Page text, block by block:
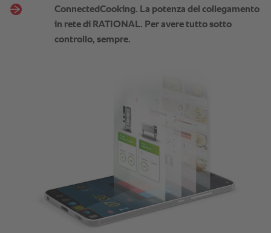
ConnectedCooking. La potenza del collegamento
in rete di RATIONAL. Per avere tutto sotto
controllo, sempre.